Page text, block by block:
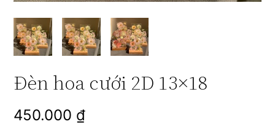
Đèn hoa cưới 2D 13×18
450.000 ₫